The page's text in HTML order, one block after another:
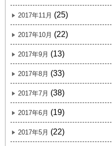
2017年11月 (25)
2017年10月 (22)
2017年9月 (13)
2017年8月 (33)
2017年7月 (38)
2017年6月 (19)
2017年5月 (22)